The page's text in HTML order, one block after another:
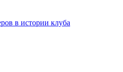
в истории клуба